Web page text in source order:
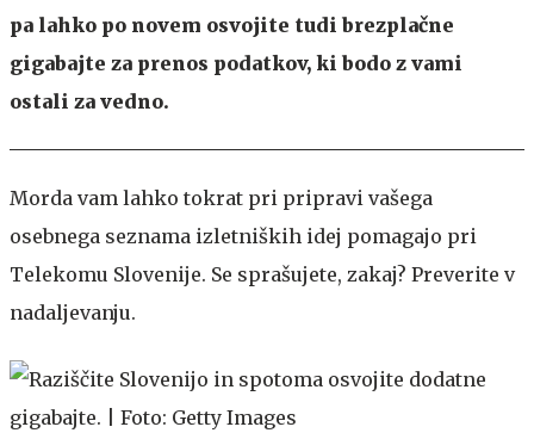
pa lahko po novem osvojite tudi brezplačne
gigabajte za prenos podatkov, ki bodo z vami
ostali za vedno.
Morda vam lahko tokrat pri pripravi vašega
osebnega seznama izletniških idej pomagajo pri
Telekomu Slovenije. Se sprašujete, zakaj? Preverite v
nadaljevanju.